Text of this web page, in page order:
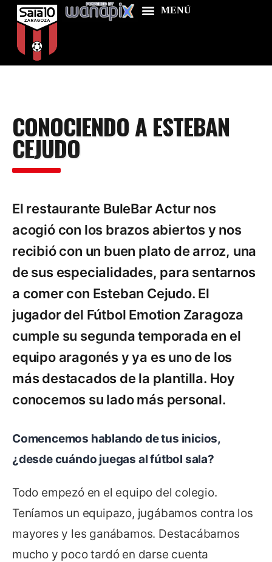
Food & Drink
Features
News
CONOCIENDO A ESTEBAN
CEJUDO
El restaurante BuleBar Actur nos
acogió con los brazos abiertos y nos
recibió con un buen plato de arroz, una
de sus especialidades, para sentarnos
a comer con Esteban Cejudo. El
jugador del Fútbol Emotion Zaragoza
cumple su segunda temporada en el
equipo aragonés y ya es uno de los
más destacados de la plantilla. Hoy
conocemos su lado más personal.
Comencemos hablando de tus inicios,
¿desde cuándo juegas al fútbol sala?
Todo empezó en el equipo del colegio.
Teníamos un equipazo, jugábamos contra los
mayores y les ganábamos. Destacábamos
mucho y poco tardó en darse cuenta